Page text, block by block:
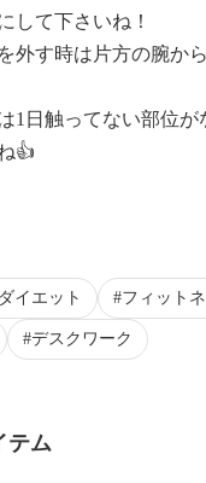
して下さいね！
外す時は片方の腕か
1日触ってない部位が
👍
ダイエット フィット
デスクワーク
テム